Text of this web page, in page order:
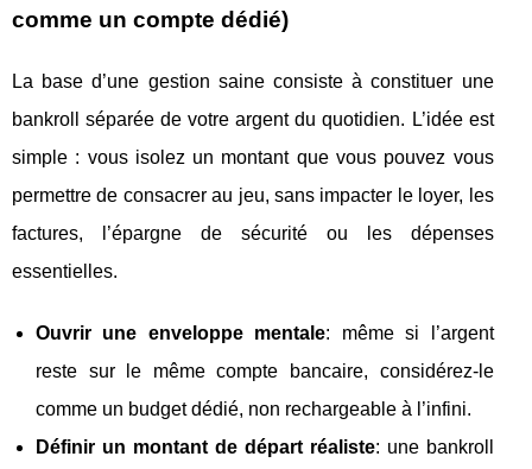
comme un compte dédié)
La base d’une gestion saine consiste à constituer une
bankroll séparée de votre argent du quotidien. L’idée est
simple : vous isolez un montant que vous pouvez vous
permettre de consacrer au jeu, sans impacter le loyer, les
factures, l’épargne de sécurité ou les dépenses
essentielles.
Ouvrir une enveloppe mentale: même si l’argent
reste sur le même compte bancaire, considérez-le
comme un budget dédié, non rechargeable à l’infini.
Définir un montant de départ réaliste: une bankroll